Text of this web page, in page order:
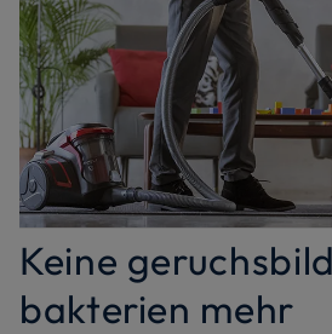
Keine
bakterien mehr